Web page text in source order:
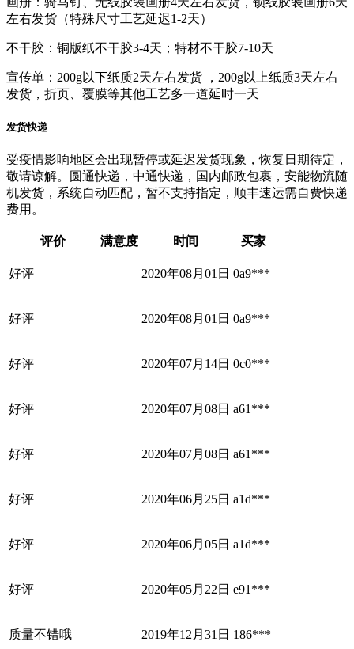
左右发货（特殊尺寸工艺延迟1-2天）
不干胶：铜版纸不干胶3-4天；特材不干胶7-10天
宣传单：200g以下纸质2天左右发货 ，200g以上纸质3天左右
发货，折页、覆膜等其他工艺多一道延时一天
发货快递
受疫情影响地区会出现暂停或延迟发货现象，恢复日期待定，
敬请谅解。圆通快递，中通快递，国内邮政包裹，安能物流随
机发货，系统自动匹配，暂不支持指定，顺丰速运需自费快递
费用。
评价 满意度 时间 买家
好评 2020年08月01日 0a9***
好评 2020年08月01日 0a9***
好评 2020年07月14日 0c0***
好评 2020年07月08日 a61***
好评 2020年07月08日 a61***
好评 2020年06月25日 a1d***
好评 2020年06月05日 a1d***
好评 2020年05月22日 e91***
质量不错哦 2019年12月31日 186***